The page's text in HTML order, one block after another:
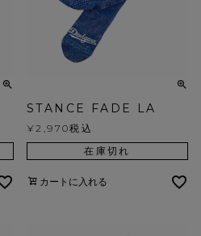
STANCE FADE LA
¥ 2,970税込
在庫切れ
カートに入れる